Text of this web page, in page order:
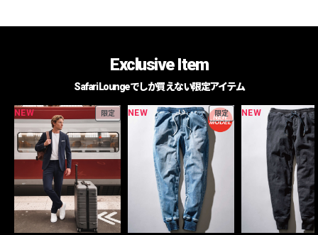
Exclusive Item
Safari Loungeでしか買えない限定アイテム
NEW 限定 NEW 限定 NEW